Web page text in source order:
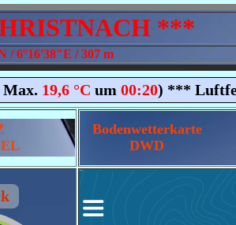
***
/ 6°16'38"E / 307 m
Bodenwetterkarte
DWD